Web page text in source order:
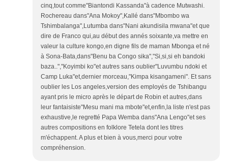
cinq,tout comme"Biantondi Kassanda"à cadence Mutwashi.
Rochereau dans"Ana Mokoy",Kallé dans"Mbombo wa
Tshimbalanga",Lutumba dans"Nani akundisila mwana"et que
dire de Franco qui,au début des annés soixante,va mettre en
valeur la culture kongo,en digne fils de maman Mbonga et né
à Sona-Bata,dans"Benu ba Congo sika","Si,si,si eh bandoki
baza..","Koyimbi ko"et autres sans oublier"Luvumbu ndoki et
Camp Luka"et,dernier morceau,"Kimpa kisangameni". Et sans
oublier les Los angeles,version des employés de Tshibangu
ayant pris le micro après le départ de Robin et autres,dans
leur fantaisiste"Mesu mani ma mbote"et,enfin,la liste n'est pas
exhaustive,le regretté Papa Wemba dans"Ana Lengo"et ses
autres compositions en folklore Tetela dont les titres
m'échappent. A plus et bien à vous,merci pour votre
compréhension.